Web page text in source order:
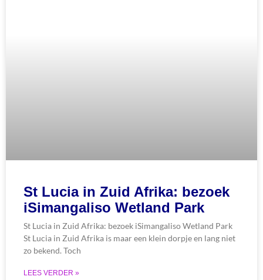
St Lucia in Zuid Afrika: bezoek
iSimangaliso Wetland Park
St Lucia in Zuid Afrika: bezoek iSimangaliso Wetland Park
St Lucia in Zuid Afrika is maar een klein dorpje en lang niet
zo bekend. Toch
LEES VERDER »